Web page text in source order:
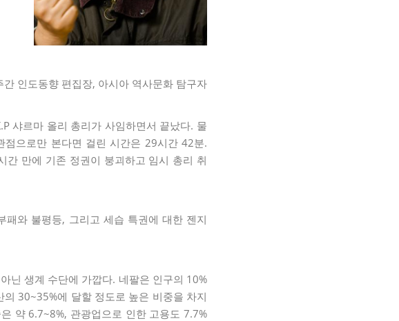
간 인도동향 편집장, 아시아 역사문화 탐구자
샤르마 올리 총리가 사임하면서 끝났다. 물
으로만 본다면 걸린 시간은 29시간 42분.
만에 기존 정권이 붕괴하고 임시 총리 취
패와 불평등, 그리고 세습 특권에 대한 젠지
닌 생계 수단에 가깝다. 네팔은 인구의 10%
30~35%에 달할 정도로 높은 비중을 차지
약 6.7~8%, 관광업으로 인한 고용도 7.7%